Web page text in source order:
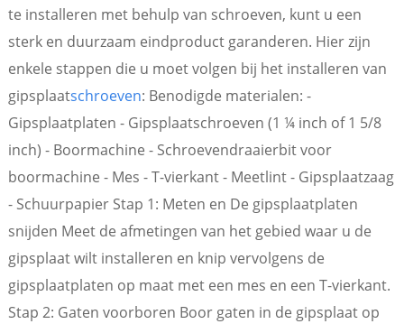
te installeren met behulp van schroeven, kunt u een
sterk en duurzaam eindproduct garanderen. Hier zijn
enkele stappen die u moet volgen bij het installeren van
gipsplaatschroeven: Benodigde materialen: -
Gipsplaatplaten - Gipsplaatschroeven (1 ¼ inch of 1 5/8
inch) - Boormachine - Schroevendraaierbit voor
boormachine - Mes - T-vierkant - Meetlint - Gipsplaatzaag
- Schuurpapier Stap 1: Meten en De gipsplaatplaten
snijden Meet de afmetingen van het gebied waar u de
gipsplaat wilt installeren en knip vervolgens de
gipsplaatplaten op maat met een mes en een T-vierkant.
Stap 2: Gaten voorboren Boor gaten in de gipsplaat op